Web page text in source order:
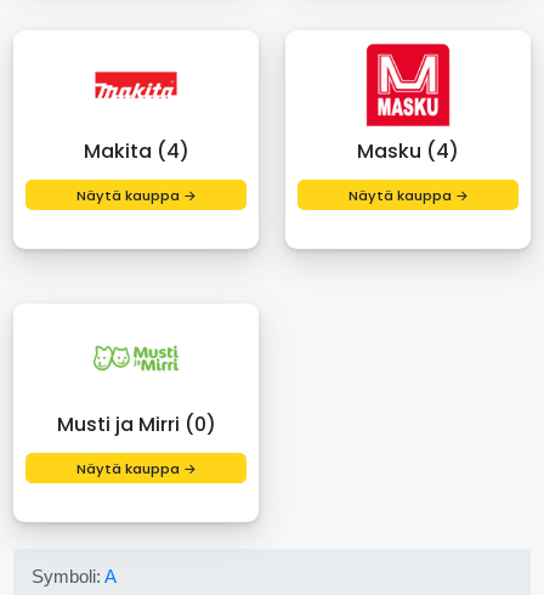
Makita (4)
Näytä kauppa →
Masku (4)
Näytä kauppa →
Musti ja Mirri (0)
Näytä kauppa →
Symboli:A